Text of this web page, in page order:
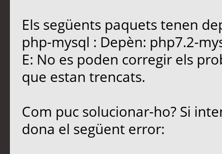
Els següents paquets tenen
php-mysql : Depèn: php7.2-
E: No es poden corregir els
que estan trencats.
Com puc solucionar-ho? Si
dona el següent error: